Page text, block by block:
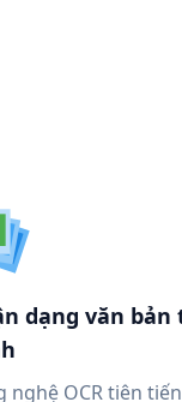
dạng văn
nghệ OCR tiên